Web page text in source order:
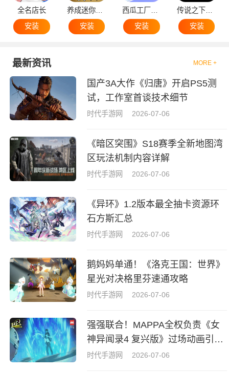
全名店长
安装
养成迷你大叔
安装
西瓜工厂大亨
安装
传说之下黄魂
安装
最新资讯 MORE +
国产3A大作《归唐》开启PS5测
试，工作室首谈技术细节
时代手游网 2026-07-06
《暗区突围》S18赛季全新地图湾
区玩法机制内容详解
时代手游网 2026-07-06
《异环》1.2版本最全抽卡资源环
石方斯汇总
时代手游网 2026-07-06
鹅妈妈单通！《洛克王国：世界》
星光对决格里芬速通攻略
时代手游网 2026-07-06
强强联合！MAPPA全权负责《女
神异闻录4 复兴版》过场动画引热
议
时代手游网 2026-07-06